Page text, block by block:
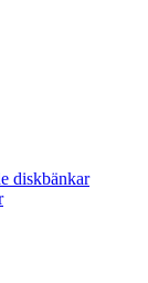
diskbänkar